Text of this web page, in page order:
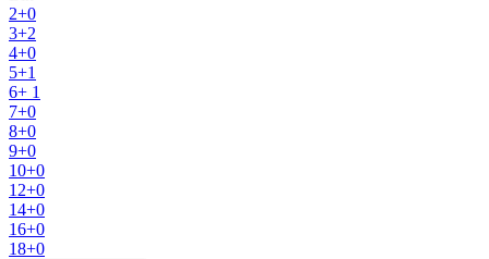
2+0
3+2
4+0
5+1
6+ 1
7+0
8+0
9+0
10+0
12+0
14+0
16+0
18+0